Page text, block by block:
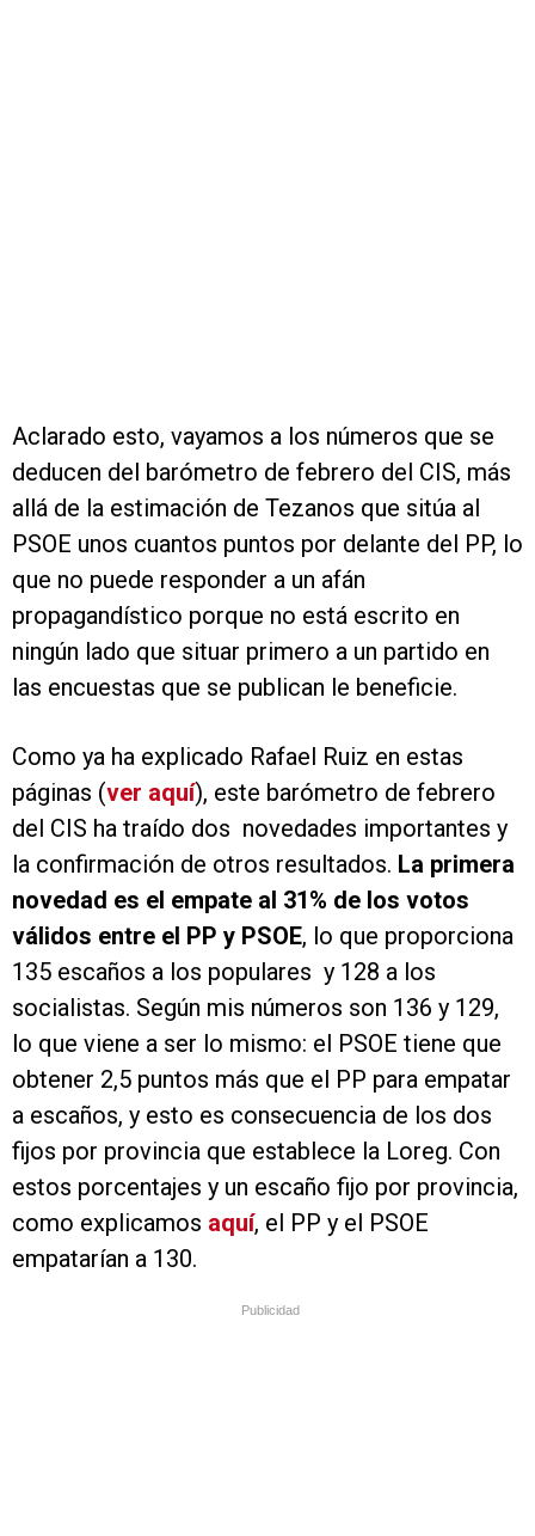
Aclarado esto, vayamos a los números que se
deducen del barómetro de febrero del CIS, más
allá de la estimación de Tezanos que sitúa al
PSOE unos cuantos puntos por delante del PP, lo
que no puede responder a un afán
propagandístico porque no está escrito en
ningún lado que situar primero a un partido en
las encuestas que se publican le beneficie.
Como ya ha explicado Rafael Ruiz en estas
páginas (ver aquí), este barómetro de febrero
del CIS ha traído dos novedades importantes y
la confirmación de otros resultados. La primera
novedad es el empate al 31% de los votos
válidos entre el PP y PSOE, lo que proporciona
135 escaños a los populares y 128 a los
socialistas. Según mis números son 136 y 129,
lo que viene a ser lo mismo: el PSOE tiene que
obtener 2,5 puntos más que el PP para empatar
a escaños, y esto es consecuencia de los dos
fijos por provincia que establece la Loreg. Con
estos porcentajes y un escaño fijo por provincia,
como explicamos aquí, el PP y el PSOE
empatarían a 130.
Publicidad